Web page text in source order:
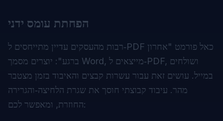
הפחתת עומס ידני
רבות מהעסקים עדיין מתייחסים ל‑PDF כאל פורמט "אחרון
ברגע": יוצרים מסמך Word, מייצאים ל‑PDF, ושולחים
במייל. עושים זאת עבור עשרות קבצים והאיבוד בזמן מצטבר
מהר. עיבוד קבוצתי חוסך את שגרת הלחיצה‑והגרירה
החוזרת, ומאפשר לכם: